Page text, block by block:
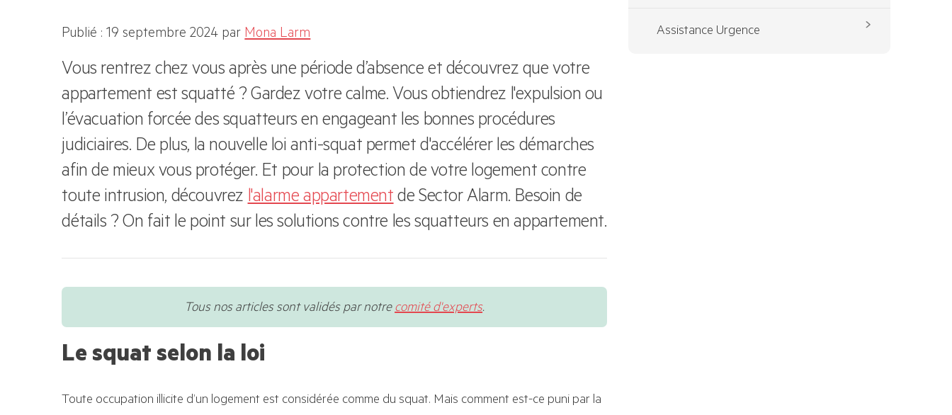
Publié : 19 septembre 2024 par Mona Larm
Vous rentrez chez vous après une période d’absence et découvrez que votre
appartement est squatté ? Gardez votre calme. Vous obtiendrez l'expulsion ou
l’évacuation forcée des squatteurs en engageant les bonnes procédures
judiciaires. De plus, la nouvelle loi anti-squat permet d'accélérer les démarches
afin de mieux vous protéger. Et pour la protection de votre logement contre
toute intrusion, découvrezl'alarme appartementde Sector Alarm. Besoin de
détails ? On fait le point sur les solutions contre les squatteurs en appartement.
Tous nos articles sont validés par notrecomité d'experts.
Le squat selon la loi
Toute occupation illicite d’un logement est considérée comme du squat. Mais comment est-ce puni par la
Assistance Urgence